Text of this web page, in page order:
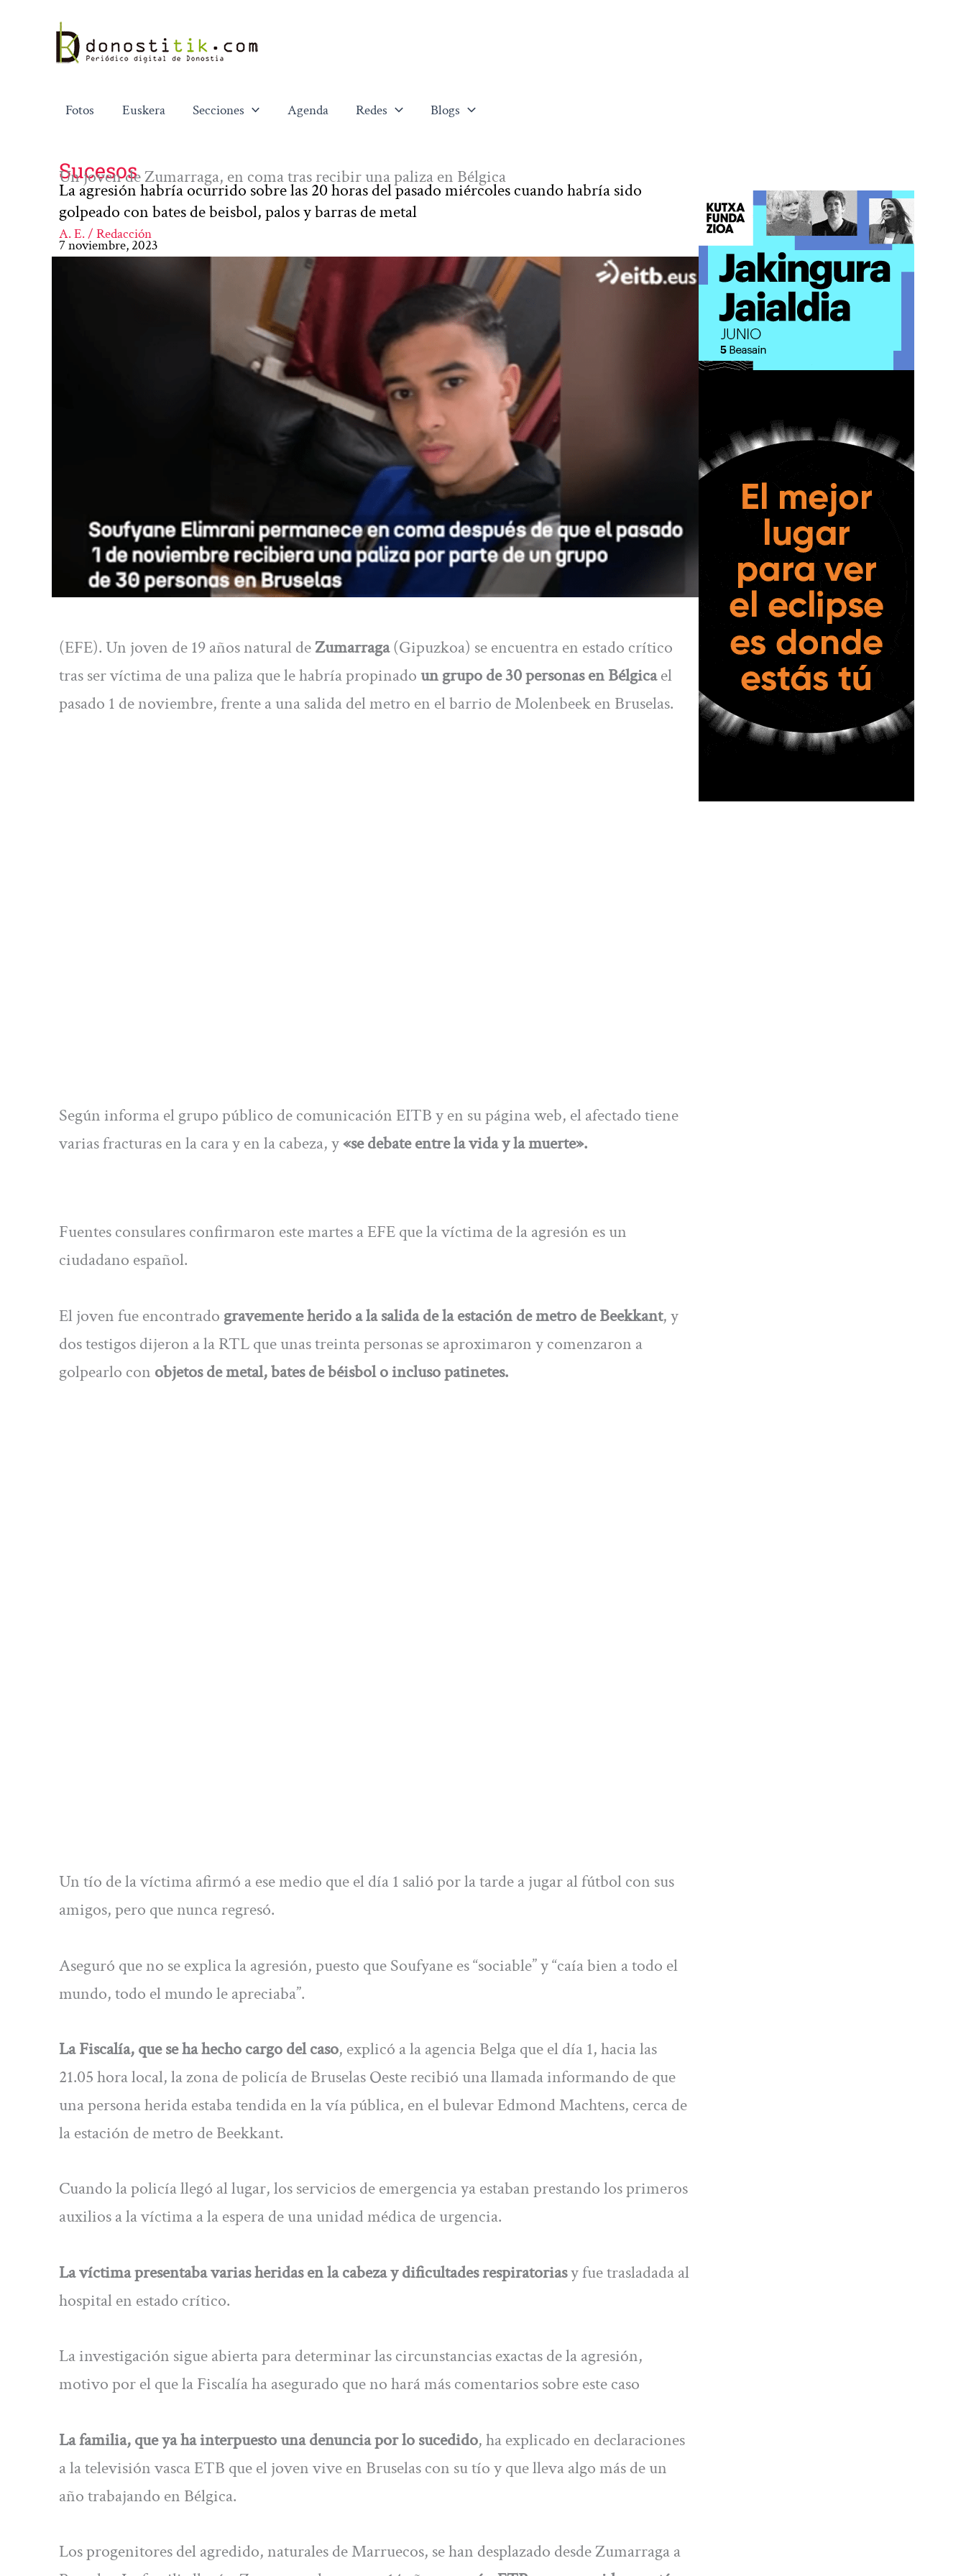
contenido
Fotos Euskera Secciones Agenda Redes Blogs
Sucesos
Un joven de Zumarraga, en coma tras recibir una paliza en Bélgica
La agresión habría ocurrido sobre las 20 horas del pasado miércoles cuando habría sido
golpeado con bates de beisbol, palos y barras de metal
A. E. / Redacción
7 noviembre, 2023
(EFE). Un joven de 19 años natural deZumarraga(Gipuzkoa) se encuentra en estado crítico
tras ser víctima de una paliza que le habría propinadoun grupo de 30 personas en Bélgicael
pasado 1 de noviembre, frente a una salida del metro en el barrio de Molenbeek en Bruselas.
Según informa el grupo público de comunicación EITB y en su página web, el afectado tiene
varias fracturas en la cara y en la cabeza, y«se debate entre la vida y la muerte».
Fuentes consulares confirmaron este martes a EFE que la víctima de la agresión es un
ciudadano español.
El joven fue encontrado gravemente herido a la salida de la estación de metro de Beekkant, y
dos testigos dijeron a la RTL que unas treinta personas se aproximaron y comenzaron a
golpearlo con objetos de metal, bates de béisbol o incluso patinetes.
Un tío de la víctima afirmó a ese medio que el día 1 salió por la tarde a jugar al fútbol con sus
amigos, pero que nunca regresó.
Aseguró que no se explica la agresión, puesto que Soufyane es “sociable” y “caía bien a todo el
mundo, todo el mundo le apreciaba”.
La Fiscalía, que se ha hecho cargo del caso, explicó a la agencia Belga que el día 1, hacia las
21.05 hora local, la zona de policía de Bruselas Oeste recibió una llamada informando de que
una persona herida estaba tendida en la vía pública, en el bulevar Edmond Machtens, cerca de
la estación de metro de Beekkant.
Cuando la policía llegó al lugar, los servicios de emergencia ya estaban prestando los primeros
auxilios a la víctima a la espera de una unidad médica de urgencia.
La víctima presentaba varias heridas en la cabeza y dificultades respiratoriasy fue trasladada al
hospital en estado crítico.
La investigación sigue abierta para determinar las circunstancias exactas de la agresión,
motivo por el que la Fiscalía ha asegurado que no hará más comentarios sobre este caso
La familia, que ya ha interpuesto una denuncia por lo sucedido, ha explicado en declaraciones
a la televisión vasca ETB que el joven vive en Bruselas con su tío y que lleva algo más de un
año trabajando en Bélgica.
Los progenitores del agredido, naturales de Marruecos, se han desplazado desde Zumarraga a